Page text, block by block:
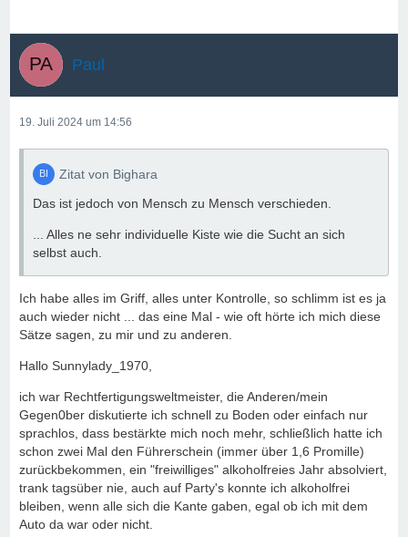
Paul
19. Juli 2024 um 14:56
Zitat von Bighara
Das ist jedoch von Mensch zu Mensch verschieden.
... Alles ne sehr individuelle Kiste wie die Sucht an sich
selbst auch.
Ich habe alles im Griff, alles unter Kontrolle, so schlimm ist es ja
auch wieder nicht ... das eine Mal - wie oft hörte ich mich diese
Sätze sagen, zu mir und zu anderen.
Hallo Sunnylady_1970,
ich war Rechtfertigungsweltmeister, die Anderen/mein
Gegen0ber diskutierte ich schnell zu Boden oder einfach nur
sprachlos, dass bestärkte mich noch mehr, schließlich hatte ich
schon zwei Mal den Führerschein (immer über 1,6 Promille)
zurückbekommen, ein "freiwilliges" alkoholfreies Jahr absolviert,
trank tagsüber nie, auch auf Party's konnte ich alkoholfrei
bleiben, wenn alle sich die Kante gaben, egal ob ich mit dem
Auto da war oder nicht.